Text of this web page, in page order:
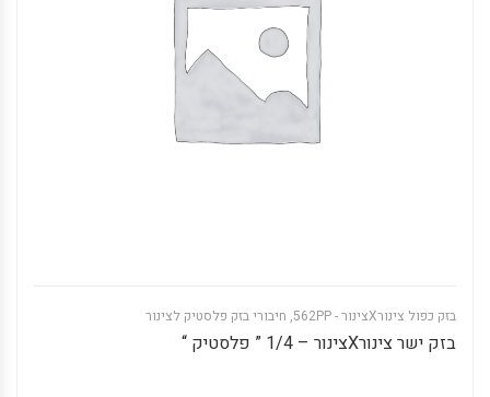
בזק כפול צינורXצינור - 562PP , חיבורי בזק פלסטיק לצינור
בזק ישר צינורXצינור – 1/4 ” פלסטיק “